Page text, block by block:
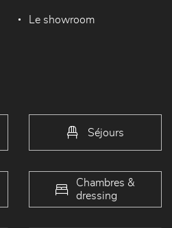
Le showroom
Séjours
Chambres &
dressing